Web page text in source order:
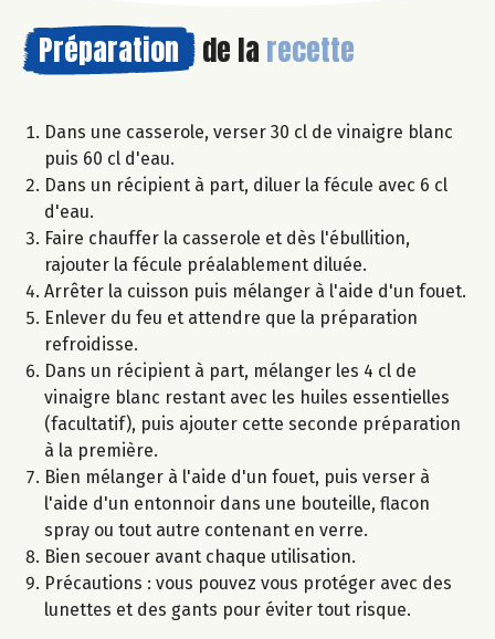
Préparation de la recette
Dans une casserole, verser 30 cl de vinaigre blanc
puis 60 cl d'eau.
Dans un récipient à part, diluer la fécule avec 6 cl
d'eau.
Faire chauffer la casserole et dès l'ébullition,
rajouter la fécule préalablement diluée.
Arrêter la cuisson puis mélanger à l'aide d'un fouet.
Enlever du feu et attendre que la préparation
refroidisse.
Dans un récipient à part, mélanger les 4 cl de
vinaigre blanc restant avec les huiles essentielles
(facultatif), puis ajouter cette seconde préparation
à la première.
Bien mélanger à l'aide d'un fouet, puis verser à
l'aide d'un entonnoir dans une bouteille, flacon
spray ou tout autre contenant en verre.
Bien secouer avant chaque utilisation.
Précautions : vous pouvez vous protéger avec des
lunettes et des gants pour éviter tout risque.